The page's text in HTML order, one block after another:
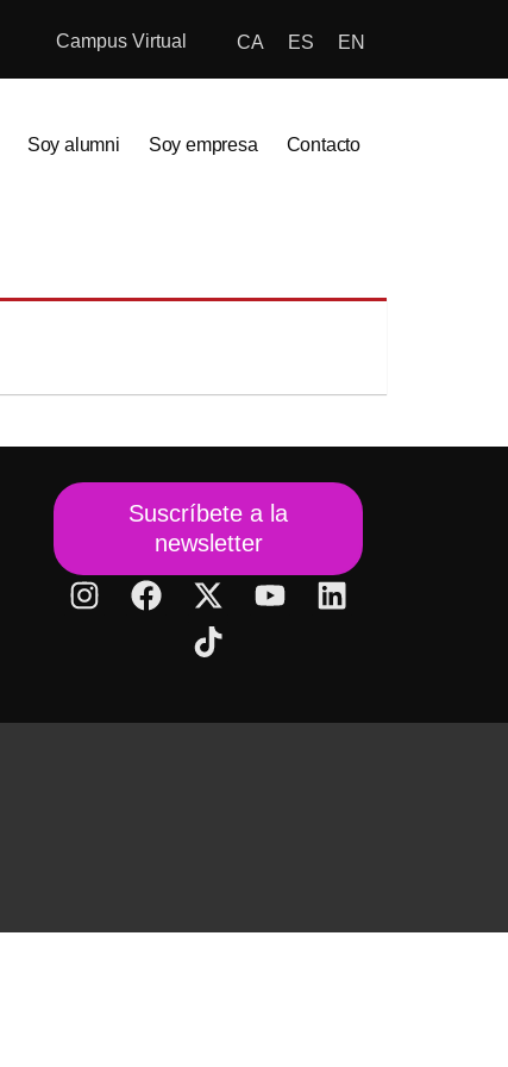
Campus Virtual CA ES EN
Soy alumni Soy empresa Contacto
Suscríbete a la
newsletter